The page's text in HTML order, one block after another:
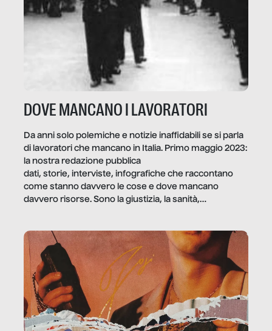
DOVE MANCANO I LAVORATORI
Da anni solo polemiche e notizie inaffidabili se si parla
di lavoratori che mancano in Italia. Primo maggio 2023:
la nostra redazione pubblica
dati, storie, interviste, infografiche che raccontano
come stanno davvero le cose e dove mancano
davvero risorse. Sono la giustizia, la sanità,